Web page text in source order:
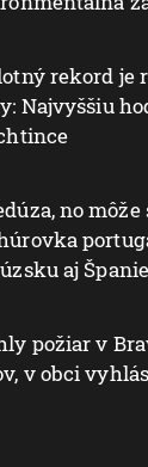
rekord je
Najvyššiu
no
aj
požiar v
v obci